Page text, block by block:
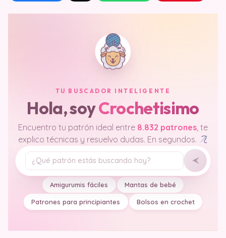
TU BUSCADOR INTELIGENTE
Hola, soyCrochetisimo
Encuentro tu patrón ideal entre 8.832 patrones, te
explico técnicas y resuelvo dudas. En segundos.
Tu pregunta
Amigurumis fáciles Mantas de bebé
Patrones para principiantes Bolsos en crochet